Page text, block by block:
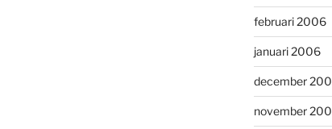
februari 2006
januari 2006
december
november